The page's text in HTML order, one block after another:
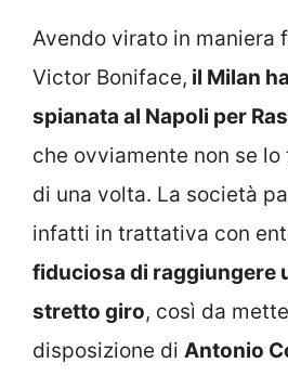
Avendo virato in maniera
Victor Boniface, il Milan
spianata al Napoli per
che ovviamente non se
di una volta. La società
infatti in trattativa con
fiduciosa di raggiungere
stretto giro, così da
disposizione di Antonio